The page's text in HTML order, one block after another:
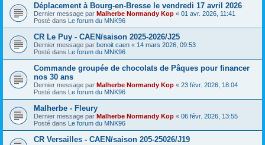
Déplacement à Bourg-en-Bresse le vendredi 17 avril 2026
Dernier message par Malherbe Normandy Kop « 01 avr. 2026, 11:41
Posté dans Le forum du MNK96
CR Le Puy - CAEN/saison 2025-2026/J25
Dernier message par benoit caen « 14 mars 2026, 09:53
Posté dans Le forum du MNK96
Commande groupée de chocolats de Pâques pour financer
nos 30 ans
Dernier message par Malherbe Normandy Kop « 23 févr. 2026, 18:04
Posté dans Le forum du MNK96
Malherbe - Fleury
Dernier message par Malherbe Normandy Kop « 06 févr. 2026, 13:55
Posté dans Le forum du MNK96
CR Versailles - CAEN/saison 205-25026/J19